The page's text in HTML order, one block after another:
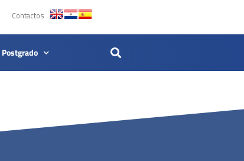
Contactos
Postgrado